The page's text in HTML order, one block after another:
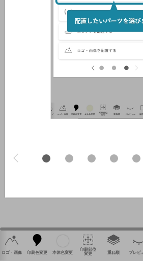
ロゴ・画像 印刷色変更 本体色変更
印刷部位
変更 重ね順 プレビ